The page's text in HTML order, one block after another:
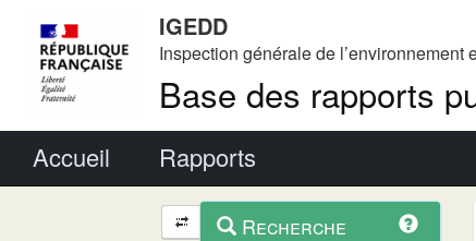
IGEDD
Inspection générale de l’environnement
Base des rapports
Accueil Rapports
Navigation
contextuel
Recherche